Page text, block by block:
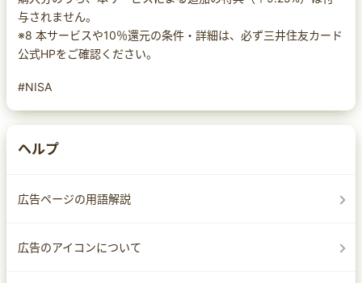
与されません。
※8 本サービスや10％還元の条件・詳細は、必ず三井住友カード
公式HPをご確認ください。
#NISA
ヘルプ
広告ページの用語解説
広告のアイコンについて